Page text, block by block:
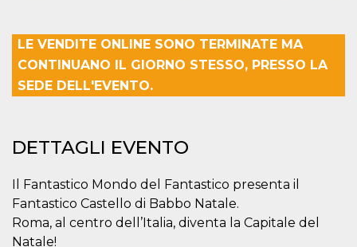
LE VENDITE ONLINE SONO TERMINATE MA
CONTINUANO IL GIORNO STESSO, PRESSO LA
SEDE DELL'EVENTO.
DETTAGLI EVENTO
Il Fantastico Mondo del Fantastico presenta il
Fantastico Castello di Babbo Natale.
Roma, al centro dell’Italia, diventa la Capitale del
Natale!
CookieScriptConsent
CookieScript
oooh.events
4
settimane
2 giorni
Questo cookie
viene utilizzato
dal servizio
Cookie-
ricordare le
Cookie-
correttamente.
m